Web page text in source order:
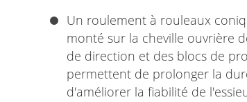
Un roulement à rouleaux
monté sur la cheville ouvrière
de direction et des blocs de
permettent de prolonger la
d'améliorer la fiabilité de